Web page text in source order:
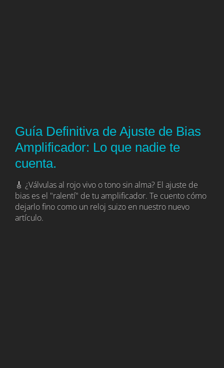
Guía Definitiva de Ajuste de Bias
Amplificador: Lo que nadie te
cuenta.
🎸 ¿Válvulas al rojo vivo o tono sin alma? El ajuste de
bias es el "ralentí" de tu amplificador. Te cuento cómo
dejarlo fino como un reloj suizo en nuestro nuevo
artículo.